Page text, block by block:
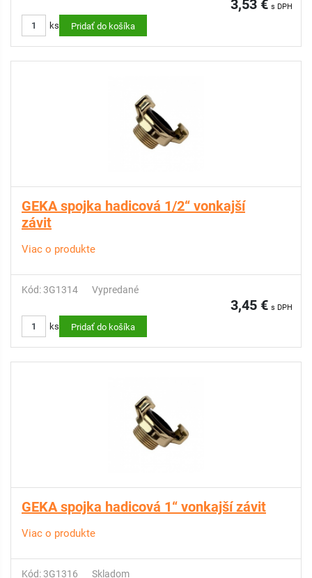
3,53 € s DPH
ks Pridať do košíka
GEKA spojka hadicová 1/2“ vonkajší
závit
Viac o produkte
Kód: 3G1314 Vypredané
3,45 € s DPH
ks Pridať do košíka
GEKA spojka hadicová 1“ vonkajší závit
Viac o produkte
Kód: 3G1316 Skladom